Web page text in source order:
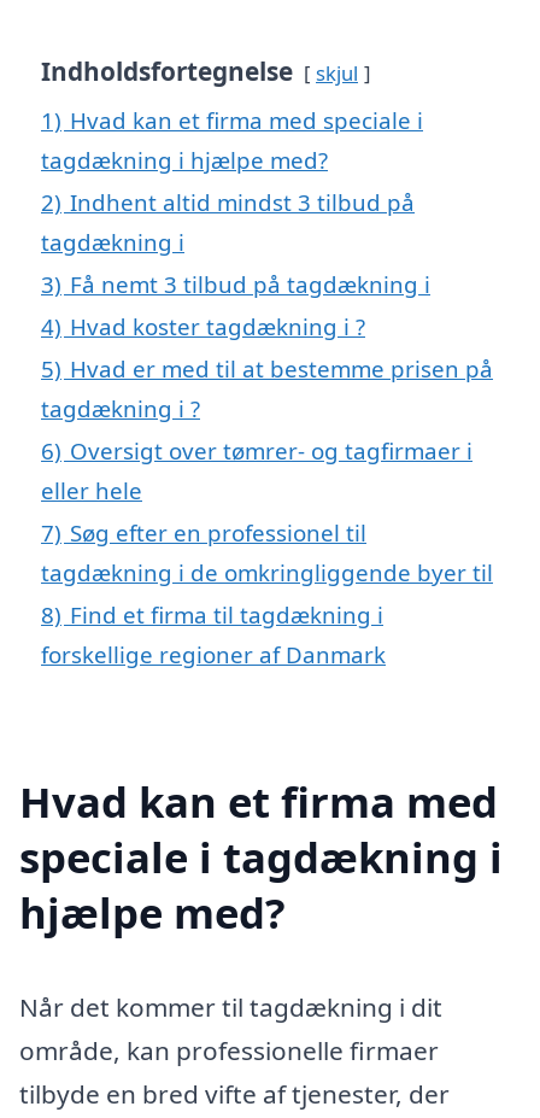
Indholdsfortegnelse skjul
1) Hvad kan et firma med speciale i
tagdækning i hjælpe med?
2) Indhent altid mindst 3 tilbud på
tagdækning i
3) Få nemt 3 tilbud på tagdækning i
4) Hvad koster tagdækning i ?
5) Hvad er med til at bestemme prisen på
tagdækning i ?
6) Oversigt over tømrer- og tagfirmaer i
eller hele
7) Søg efter en professionel til
tagdækning i de omkringliggende byer til
8) Find et firma til tagdækning i
forskellige regioner af Danmark
Hvad kan et firma med
speciale i tagdækning i
hjælpe med?
Når det kommer til tagdækning i dit
område, kan professionelle firmaer
tilbyde en bred vifte af tjenester, der